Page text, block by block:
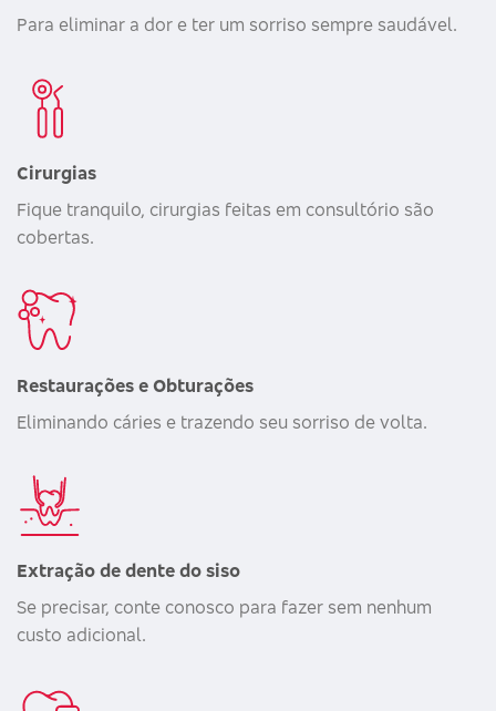
Para eliminar a dor e ter um sorriso sempre saudável.
Cirurgias
Fique tranquilo, cirurgias feitas em consultório são
cobertas.
Restaurações e Obturações
Eliminando cáries e trazendo seu sorriso de volta.
Extração de dente do siso
Se precisar, conte conosco para fazer sem nenhum
custo adicional.